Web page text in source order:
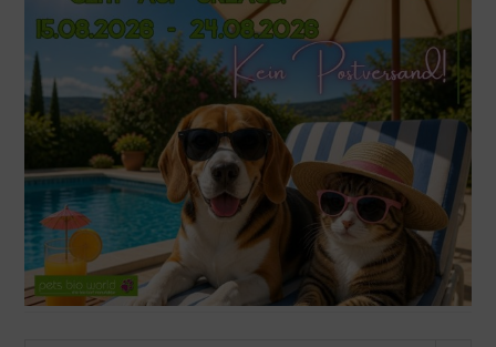
Ernährungsberatung!
Startseite
Über Mich!
Unser Team!
Blog